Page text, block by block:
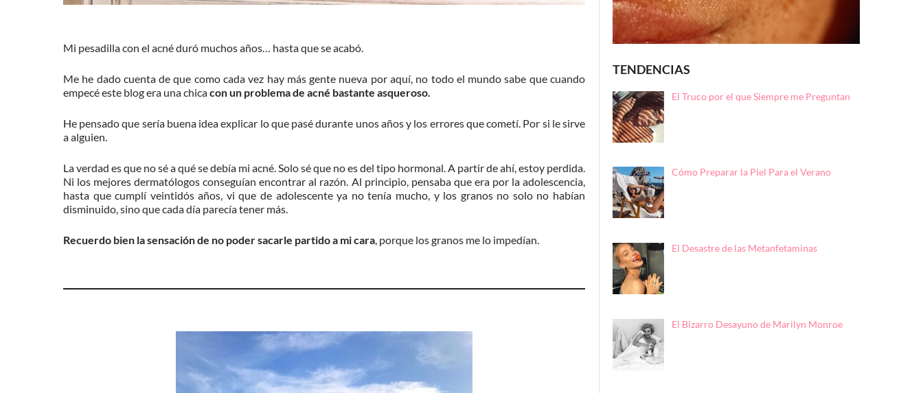
Mi pesadilla con el acné duró muchos años… hasta que se acabó.
Me he dado cuenta de que como cada vez hay más gente nueva por aquí, no todo el mundo sabe que cuando
empecé este blog era una chicacon un problema de acné bastante asqueroso.
He pensado que sería buena idea explicar lo que pasé durante unos años y los errores que cometí. Por si le sirve
a alguien.
La verdad es que no sé a qué se debía mi acné. Solo sé que no es del tipo hormonal. A partir de ahí, estoy perdida.
Ni los mejores dermatólogos conseguían encontrar al razón. Al principio, pensaba que era por la adolescencia,
hasta que cumplí veintidós años, vi que de adolescente ya no tenía mucho, y los granos no solo no habían
disminuido, sino que cada día parecía tener más.
Recuerdo bien la sensación de no poder sacarle partido a mi cara, porque los granos me lo impedían.
TENDENCIAS
El Truco por el que Siempre me Preguntan
Cómo Preparar la Piel Para el Verano
El Desastre de las Metanfetaminas
El Bizarro Desayuno de Marilyn Monroe